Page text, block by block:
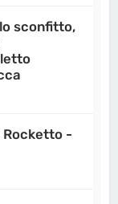
sconfitto,
Rocketto -